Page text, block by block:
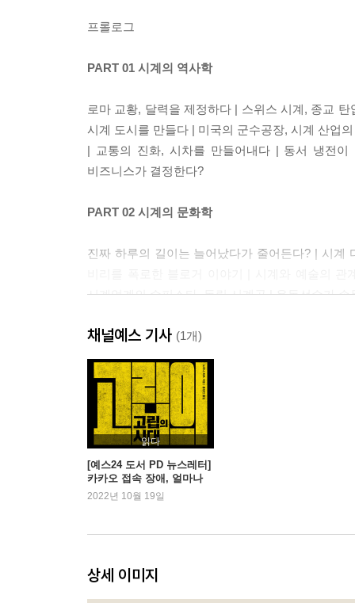
프롤로그
PART 01 시계의 역사학
로마 교황, 달력을 제정하다 | 스위스 시계, 종교
시계 도시를 만들다 | 미국의 군수공장, 시계 산업
| 교통의 진화, 시차를 만들어내다 | 동서 냉전
비즈니스가 결정한다?
PART 02 시계의 문화학
진짜 하루의 길이는 늘어났다가 줄어든다? | 시계
시계업계의 슈퍼스타, 독립 시계공 | 운동선수가
PART 03 시계의 상식학
시계 애호가도 인정하는 정상급 시계 브랜드 | 3
얇은 것은 훌륭하다 | 손목시계의 품질은 홀마크
| 새로운 골드 케이스는 무엇이 다를까? | 시계 선
PART 04 시계의 감상학
채널예스 기사 (1개)
읽다
[예스24 도서 PD 뉴스레터]
카카오 접속 장애, 얼마나
불편하셨나요? - 『고립의
시대』 외
2022년 10월 19일
상세 이미지